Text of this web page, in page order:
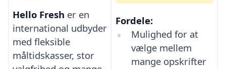
Hello Fresh er en
international udbyder
med fleksible
måltidskasser, stor
Fordele:
Mulighed for at
vælge mellem
mange opskrifter